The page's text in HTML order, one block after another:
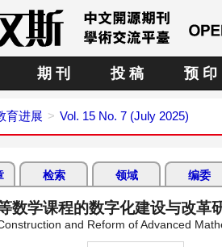
期 刊 投 稿 预 印
育进展 Vol. 15 No. 7 (July 2025)
检索 领域 编委
数学课程的数字化建设与改革
and Reform of Advanced